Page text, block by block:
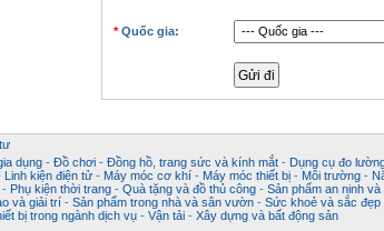
*Quốc gia:
dụng - Đồ chơi - Đồng hồ, trang sức và kính mắt - Dụng cụ đo
Linh kiện điện tử - Máy móc cơ khí - Máy móc thiết bị - Môi trường -
- Phụ kiện thời trang - Quà tặng và đồ thủ công - Sản phẩm an ninh và
và giải trí - Sản phẩm trong nhà và sân vườn - Sức khoẻ và sắc đẹp
bị trong ngành dịch vụ - Vận tải - Xây dựng và bất động sản